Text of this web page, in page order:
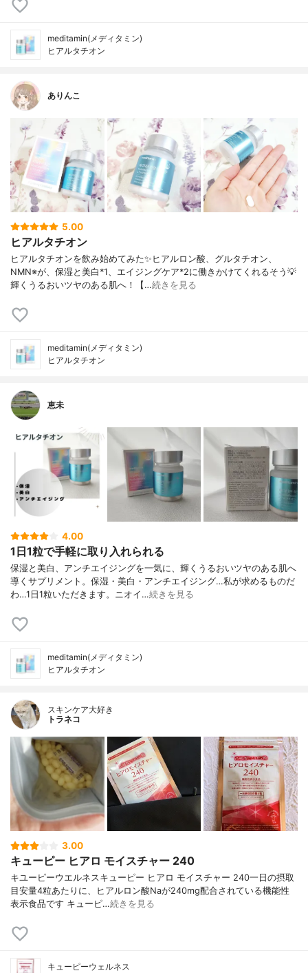
meditamin(メディタミン)
ヒアルタチオン
ありんこ
5.00
ヒアルタチオン
ヒアルタチオンを飲み始めてみた✨ヒアルロン酸、グルタチオン、
NMN※が、保湿と美白*1、エイジングケア*2に働きかけてくれるそう💡
輝くうるおいツヤのある肌へ！【…続きを見る
meditamin(メディタミン)
ヒアルタチオン
恵未
4.00
1日1粒で手軽に取り入れられる
保湿と美白、アンチエイジングを一気に、輝くうるおいツヤのある肌へ
導くサプリメント。保湿・美白・アンチエイジング…私が求めるものだ
わ…1日1粒いただきます。ニオイ…続きを見る
meditamin(メディタミン)
ヒアルタチオン
スキンケア大好き
トラネコ
3.00
キューピー ヒアロ モイスチャー 240
キユーピーウエルネスキューピー ヒアロ モイスチャー 240一日の摂取
目安量4粒あたりに、ヒアルロン酸Naが240mg配合されている機能性
表示食品です キューピ…続きを見る
キューピーウェルネス